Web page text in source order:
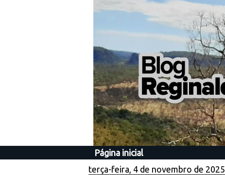
Página inicial
terça-feira, 4 de novembro de 2025